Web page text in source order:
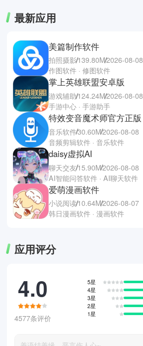
最新应用
美篇制作软件
拍照摄影139.80M2026-08-08
作图软件 · 修图软件
掌上英雄联盟安卓版
游戏辅助124.24M2026-08-08
手游中心 · 手游助手
特效变音魔术师官方正版
音乐软件30.60M2026-08-08
音频剪辑软件 · 音乐软件
daisy虚拟AI
聊天交友15.90M2026-08-08
AI智能问答软件 · AI聊天软件
爱萌漫画软件
小说阅读10.64M2026-08-07
韩日漫画软件 · 漫画软件
应用评分
4.0
4577条评价
5星
4星
3星
2星
1星